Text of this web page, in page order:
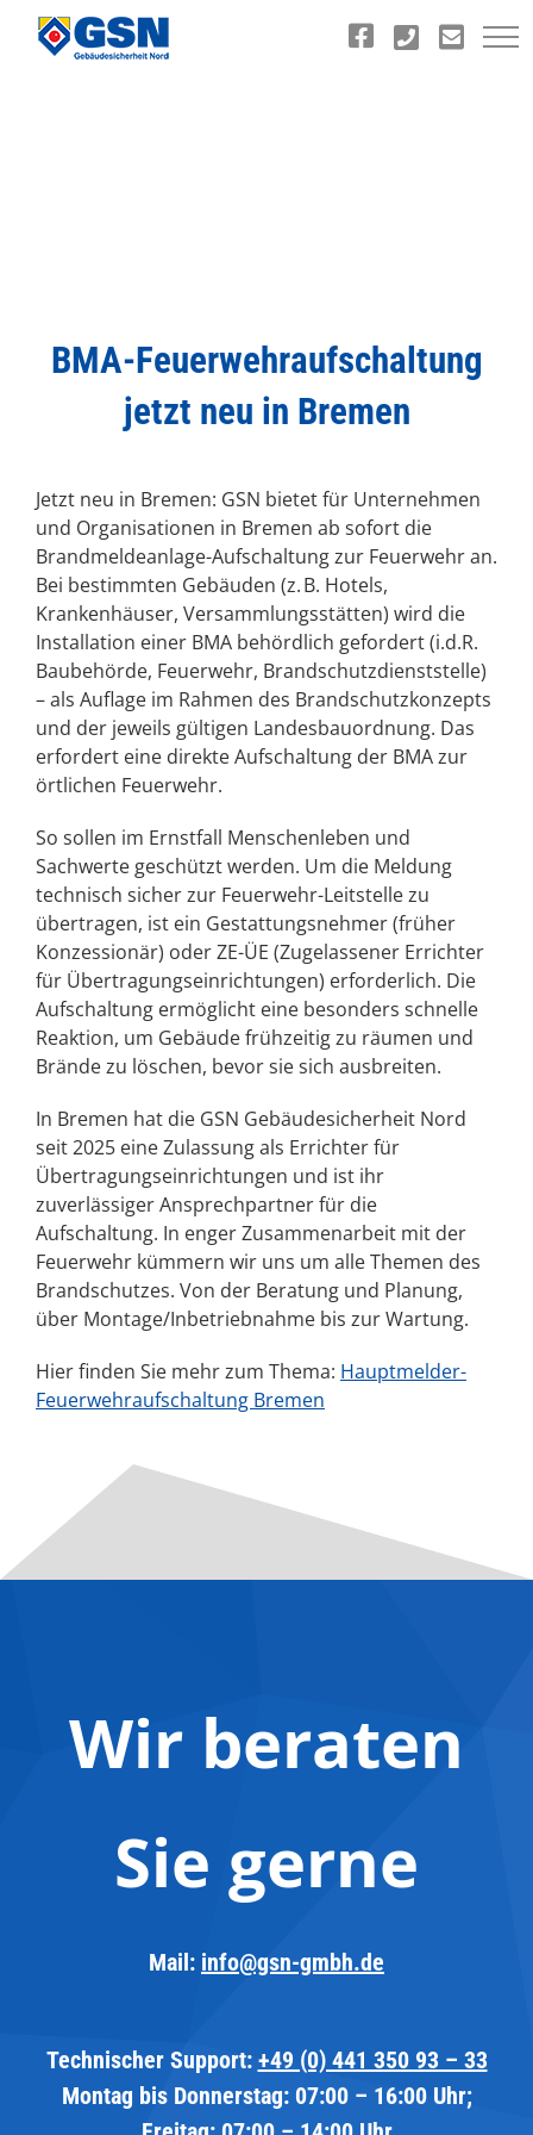
Zum
Inhalt
BMA-Feuerwehraufschaltung
jetzt neu in Bremen
Jetzt neu in Bremen: GSN bietet für Unternehmen
und Organisationen in Bremen ab sofort die
Brandmeldeanlage-Aufschaltung zur Feuerwehr an.
Bei bestimmten Gebäuden (z. B. Hotels,
Krankenhäuser, Versammlungsstätten) wird die
Installation einer BMA behördlich gefordert (i.d.R.
Baubehörde, Feuerwehr, Brandschutzdienststelle)
– als Auflage im Rahmen des Brandschutzkonzepts
und der jeweils gültigen Landesbauordnung. Das
erfordert eine direkte Aufschaltung der BMA zur
örtlichen Feuerwehr.
So sollen im Ernstfall Menschenleben und
Sachwerte geschützt werden. Um die Meldung
technisch sicher zur Feuerwehr-Leitstelle zu
übertragen, ist ein Gestattungsnehmer (früher
Konzessionär) oder ZE-ÜE (Zugelassener Errichter
für Übertragungseinrichtungen) erforderlich. Die
Aufschaltung ermöglicht eine besonders schnelle
Reaktion, um Gebäude frühzeitig zu räumen und
Brände zu löschen, bevor sie sich ausbreiten.
In Bremen hat die GSN Gebäudesicherheit Nord
seit 2025 eine Zulassung als Errichter für
Übertragungseinrichtungen und ist ihr
zuverlässiger Ansprechpartner für die
Aufschaltung. In enger Zusammenarbeit mit der
Feuerwehr kümmern wir uns um alle Themen des
Brandschutzes. Von der Beratung und Planung,
über Montage/Inbetriebnahme bis zur Wartung.
Hier finden Sie mehr zum Thema: Hauptmelder-
Feuerwehraufschaltung Bremen
Wir beraten
Sie gerne
Mail: info@gsn-gmbh.de
Technischer Support: +49 (0) 441 350 93 – 33
Montag bis Donnerstag: 07:00 – 16:00 Uhr;